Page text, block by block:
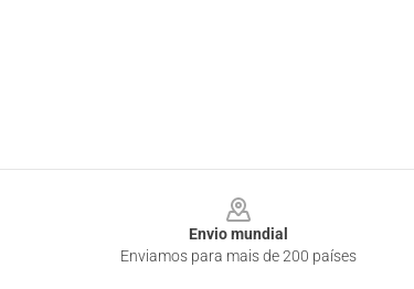
Envio mundial
Enviamos para mais de 200 países